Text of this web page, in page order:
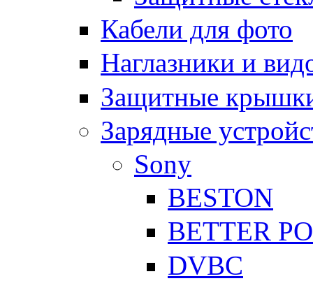
Кабели для фото
Наглазники и
Защитные
Зарядные
Sony
BESTON
BETTER
DVBC